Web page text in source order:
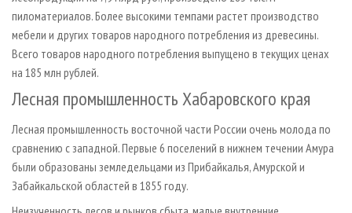
пиломатериалов. Более высокими темпами растет производство
мебели и других товаров народного потребления из древесины.
Всего товаров народного потребления выпущено в текущих ценах
на 185 млн рублей.
Лесная промышленность Хабаровского края
Лесная промышленность восточной части России очень молода по
сравнению с западной. Первые 6 поселений в нижнем течении Амура
были образованы земледельцами из Прибайкалья, Амурской и
Забайкальской областей в 1855 году.